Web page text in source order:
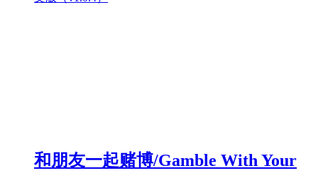
和朋友一起赌博/Gamble With Your